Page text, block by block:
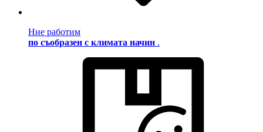
Ние работим
по съобразен с климата начин .